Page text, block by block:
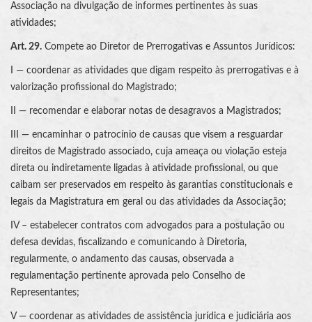
Associação na divulgação de informes pertinentes às suas
atividades;
Art. 29. Compete ao Diretor de Prerrogativas e Assuntos Jurídicos:
I — coordenar as atividades que digam respeito às prerrogativas e à
valorização profissional do Magistrado;
II — recomendar e elaborar notas de desagravos a Magistrados;
III — encaminhar o patrocínio de causas que visem a resguardar
direitos de Magistrado associado, cuja ameaça ou violação esteja
direta ou indiretamente ligadas à atividade profissional, ou que
caibam ser preservados em respeito às garantias constitucionais e
legais da Magistratura em geral ou das atividades da Associação;
IV – estabelecer contratos com advogados para a postulação ou
defesa devidas, fiscalizando e comunicando à Diretoria,
regularmente, o andamento das causas, observada a
regulamentação pertinente aprovada pelo Conselho de
Representantes;
V — coordenar as atividades de assistência jurídica e judiciária aos